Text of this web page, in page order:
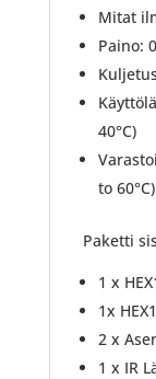
Mitat
Paino:
40°C)
to 60°C)
Paketti
1 x
1x
2 x
1 x IR